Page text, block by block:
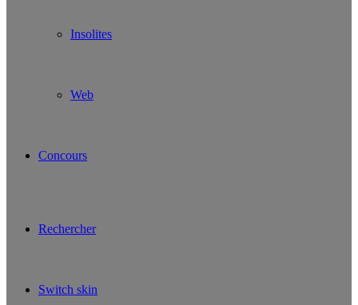
Insolites
Web
Concours
Rechercher
Switch skin